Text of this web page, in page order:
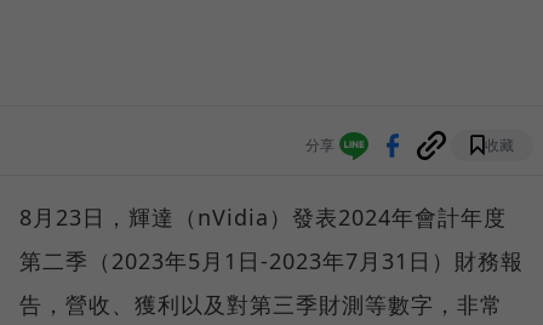
分享 收藏
8月23日，輝達（nVidia）發表2024年會計年度
第二季（2023年5月1日-2023年7月31日）財務報
告，營收、獲利以及對第三季財測等數字，非常